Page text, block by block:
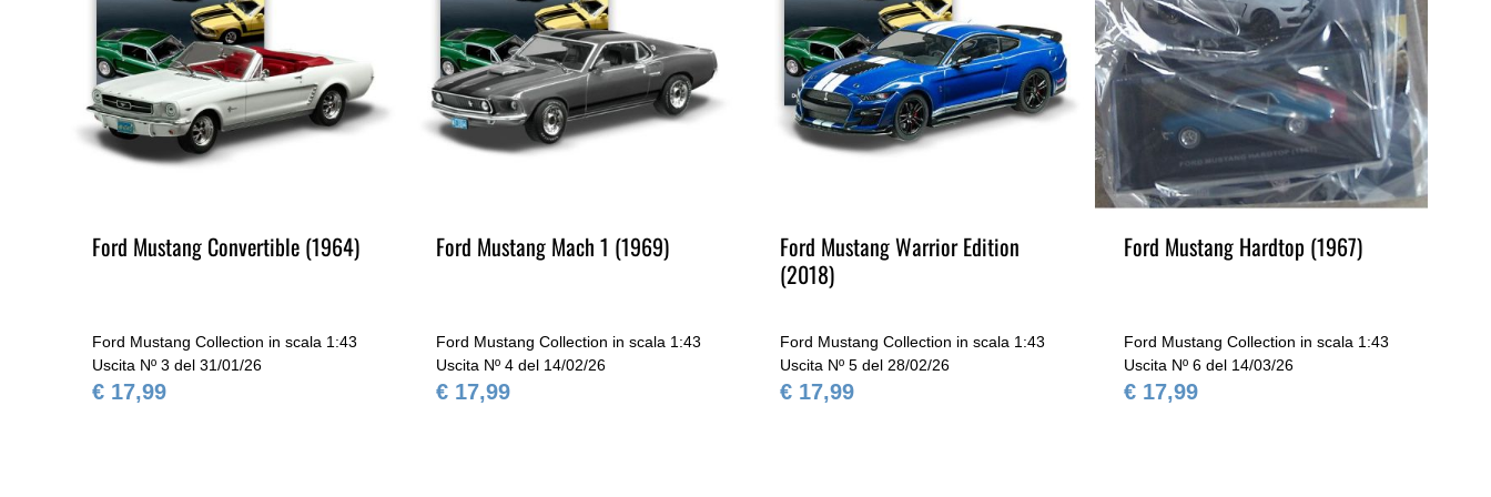
Ford Mustang Convertible (1964)
Ford Mustang Collection in scala 1:43
Uscita Nº 3 del 31/01/26
€ 17,99
Ford Mustang Mach 1 (1969)
Ford Mustang Collection in scala 1:43
Uscita Nº 4 del 14/02/26
€ 17,99
Ford Mustang Warrior Edition
(2018)
Ford Mustang Collection in scala 1:43
Uscita Nº 5 del 28/02/26
€ 17,99
Ford Mustang Hardtop (1967)
Ford Mustang Collection in scala 1:43
Uscita Nº 6 del 14/03/26
€ 17,99